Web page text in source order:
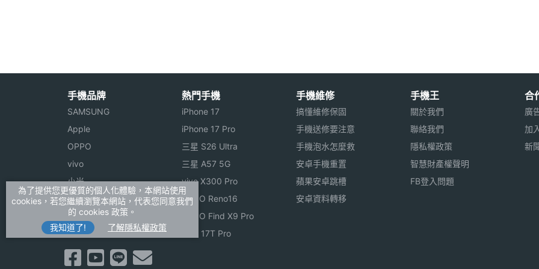
◎ 2.6 吋 QVGA 手寫觸控螢幕、240 x 320 螢幕解析度
◎ 支援 A2DP 雙藍牙立體聲 / AVRCP
◎ 支援 MP3、MP4、AVI、3GP 影音播放
◎ 輸入法高達 11 種
◎ 可透過 microSD 記憶卡擴充、最高至 4GB 記憶體容量
※本文為 SOGI 手機王版權所有，未經授權不得轉載使用※
記憶卡 microSD(TF)
最大通話時間 3 HR(小時)
最大待機時間 4.16 天
連接與應用
藍牙版本 V1.2
實用工具 世界時鐘, 待辦事項, 日曆, 計算機, 錄音, 鬧鈴
機體規格
手機品牌
SAMSUNG
Apple
OPPO
vivo
小米
ASUS
Sony
realme
熱門手機
iPhone 17
iPhone 17 Pro
三星 S26 Ultra
三星 A57 5G
vivo X300 Pro
OPPO Reno16
OPPO Find X9 Pro
小米 17T Pro
手機維修
搞懂維修保固
手機送修要注意
手機泡水怎麼救
安卓手機重置
蘋果安卓跳槽
安卓資料轉移
手機王
關於我們
聯絡我們
隱私權政策
智慧財產權聲明
FB登入問題
合
廣
加
新
為了提供您更優質的個人化體驗，本網站使用
cookies，若您繼續瀏覽本網站，代表您同意我們
的 cookies 政策。
我知道了!
了解隱私權政策